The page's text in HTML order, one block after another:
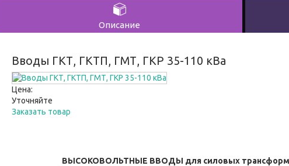
Описание
Вводы ГКТ, ГКТП, ГМТ, ГКР 35-110 кВа
Цена:
Уточняйте
Заказать товар
ВЫСОКОВОЛЬТНЫЕ ВВОДЫ для силовых